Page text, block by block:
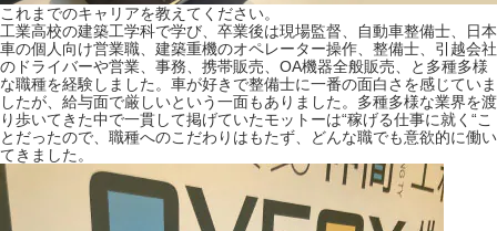
RECRUIT
採用情報
GREEN CHALLENGE
環境への取り組み
お問い合わせ / 発送先
これまでのキャリアを教えてください。
工業高校の建築工学科で学び、卒業後は現場監督、自動車整備士、日本
車の個人向け営業職、建築重機のオペレーター操作、整備士、引越会社
のドライバーや営業、事務、携帯販売、OA機器全般販売、と多種多様
な職種を経験しました。車が好きで整備士に一番の面白さを感じていま
したが、給与面で厳しいという一面もありました。多種多様な業界を渡
り歩いてきた中で一貫して掲げていたモットーは“稼げる仕事に就く“こ
とだったので、職種へのこだわりはもたず、どんな職でも意欲的に働い
てきました。